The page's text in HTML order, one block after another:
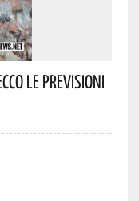
Le Previsioni